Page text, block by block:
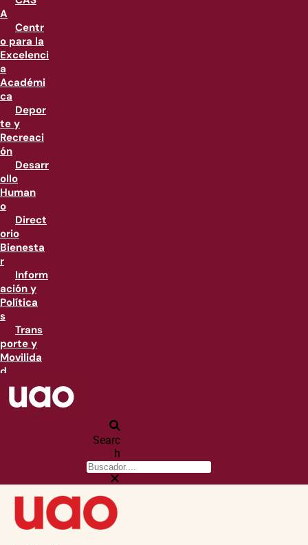
A
Centr
o para la
Excelenci
a
Académi
ca
Depor
te y
Recreaci
ón
Desarr
ollo
Human
o
Direct
orio
Bienesta
r
Inform
ación y
Política
s
Trans
porte y
Movilida
d
Searc
h